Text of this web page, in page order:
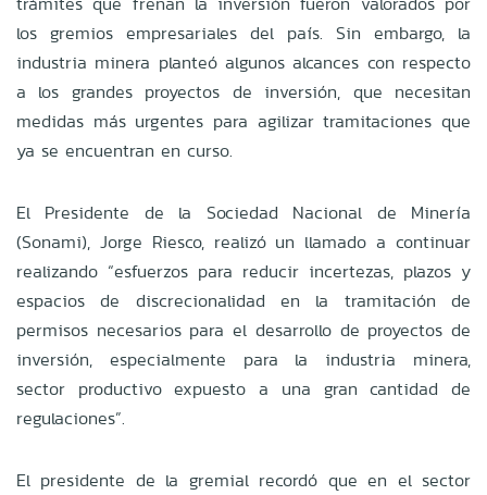
los gremios empresariales del país. Sin embargo, la
industria minera planteó algunos alcances con respecto
a los grandes proyectos de inversión, que necesitan
medidas más urgentes para agilizar tramitaciones que
ya se encuentran en curso.
El Presidente de la Sociedad Nacional de Minería
(Sonami), Jorge Riesco, realizó un llamado a continuar
realizando “esfuerzos para reducir incertezas, plazos y
espacios de discrecionalidad en la tramitación de
permisos necesarios para el desarrollo de proyectos de
inversión, especialmente para la industria minera,
sector productivo expuesto a una gran cantidad de
regulaciones”.
El presidente de la gremial recordó que en el sector